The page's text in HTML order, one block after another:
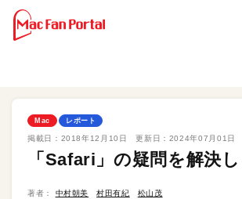
Mac レポート
掲載日： 2018年12月10日 更新日： 2024年07月01日
「Safari」の疑問を解決し
著者： 中村朝美 村田有紀 松山茂